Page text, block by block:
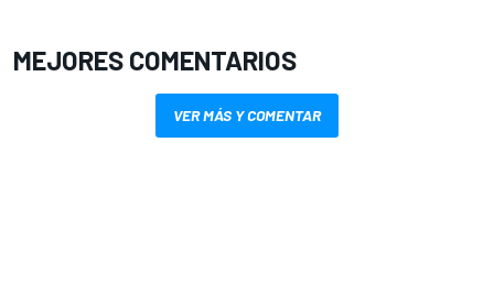
MEJORES COMENTARIOS
VER MÁS Y COMENTAR